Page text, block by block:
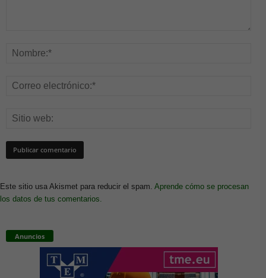
Este sitio usa Akismet para reducir el spam. Aprende cómo se procesan
los datos de tus comentarios.
Anuncios